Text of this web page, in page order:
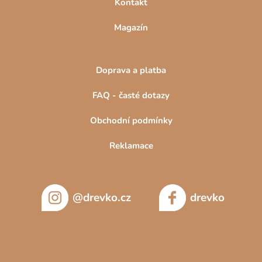
Magazín
Doprava a platba
FAQ - časté dotazy
Obchodní podmínky
Reklamace
@drevko.cz drevko